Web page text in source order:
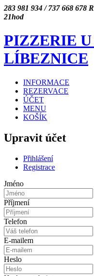
283 981 934 / 737 668 678
21hod
PIZZERIE
LÍBEZNICE
INFORMACE
REZERVACE
ÚČET
MENU
KOŠÍK
Upravit účet
Přihlášení
Registrace
Jméno
Příjmení
Telefon
E-mailem
Heslo